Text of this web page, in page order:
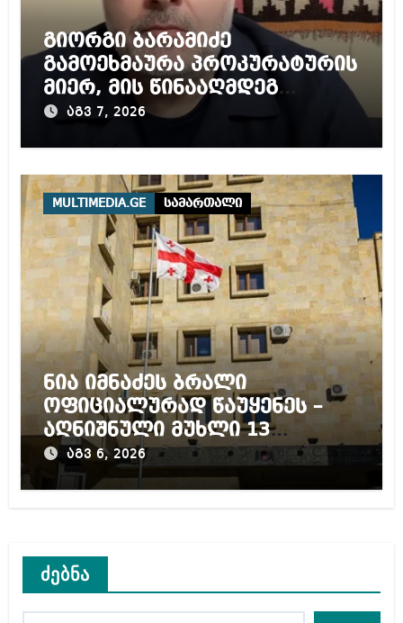
გიორგი ბარამიძე
გამოეხმაურა პროკურატურის
მიერ, მის წინააღმდეგ
დაწყებულ გამოძიებას
აგვ 7, 2026
MULTIMEDIA.GE სამართალი
ნია იმნაძეს ბრალი
ოფიციალურად წაუყენეს –
აღნიშნული მუხლი 13
წლამდე პატიმრობას
ითვალისწინებს
აგვ 6, 2026
ძებნა